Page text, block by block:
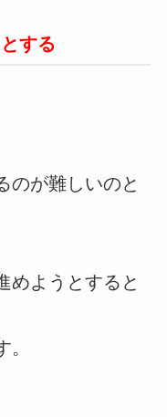
する
のが難しいのと
めようとすると